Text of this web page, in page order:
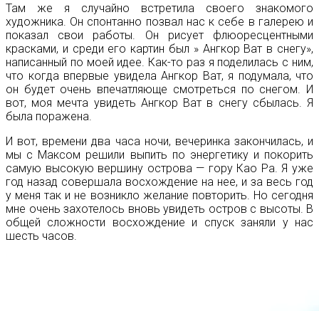
Там же я случайно встретила своего знакомого
художника. Он спонтанно позвал нас к себе в галерею и
показал свои работы. Он рисует флюоресцентными
красками, и среди его картин был » Ангкор Ват в снегу»,
написанный по моей идее. Как-то раз я поделилась с ним,
что когда впервые увидела Ангкор Ват, я подумала, что
он будет очень впечатляюще смотреться по снегом. И
вот, моя мечта увидеть Ангкор Ват в снегу сбылась. Я
была поражена.
И вот, времени два часа ночи, вечеринка закончилась, и
мы с Максом решили выпить по энергетику и покорить
самую высокую вершину острова — гору Као Ра. Я уже
год назад совершала восхождение на нее, и за весь год
у меня так и не возникло желание повторить. Но сегодня
мне очень захотелось вновь увидеть остров с высоты. В
общей сложности восхождение и спуск заняли у нас
шесть часов.